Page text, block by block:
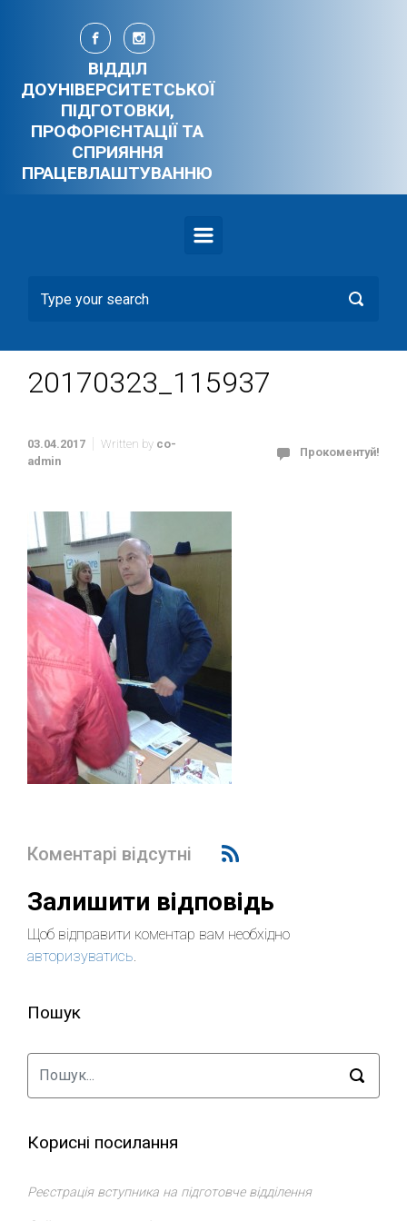
Skip to main content
ВІДДІЛ
ДОУНІВЕРСИТЕТСЬКОЇ
ПІДГОТОВКИ,
ПРОФОРІЄНТАЦІЇ ТА
СПРИЯННЯ
ПРАЦЕВЛАШТУВАННЮ
20170323_115937
03.04.2017 Written by co-
admin
Прокоментуй!
Коментарі відсутні
Залишити відповідь
Щоб відправити коментар вам необхідно
авторизуватись.
Пошук
Корисні посилання
Реєстрація вступника на підготовче відділення